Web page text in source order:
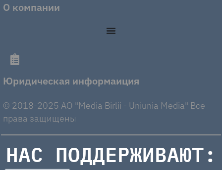
О компании
Юридическая информаиция
© 2018-2025 AO "Media Birlii - Uniunia Media" Все
права защищены
НАС ПОДДЕРЖИВАЮТ: